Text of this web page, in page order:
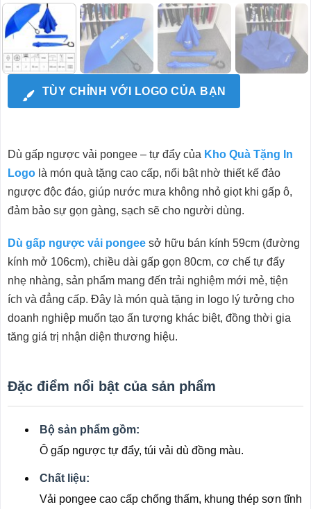
TÙY CHỈNH VỚI LOGO CỦA BẠN
Dù gấp ngược vải pongee – tự đẩy của Kho Quà Tặng In
Logolà món quà tặng cao cấp, nổi bật nhờ thiết kế đảo
ngược độc đáo, giúp nước mưa không nhỏ giọt khi gấp ô,
đảm bảo sự gọn gàng, sạch sẽ cho người dùng.
Dù gấp ngược vải pongee sở hữu bán kính 59cm (đường
kính mở 106cm), chiều dài gấp gọn 80cm, cơ chế tự đẩy
nhẹ nhàng, sản phẩm mang đến trải nghiệm mới mẻ, tiện
ích và đẳng cấp. Đây là món quà tặng in logo lý tưởng cho
doanh nghiệp muốn tạo ấn tượng khác biệt, đồng thời gia
tăng giá trị nhận diện thương hiệu.
Đặc điểm nổi bật của sản phẩm
Bộ sản phẩm gồm:
Ô gấp ngược tự đẩy, túi vải dù đồng màu.
Chất liệu:
Vải pongee cao cấp chống thấm, khung thép sơn tĩnh